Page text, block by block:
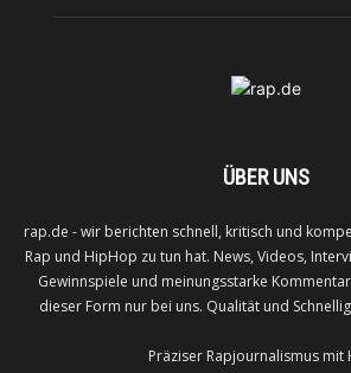
ÜBER UNS
rap.de - wir berichten schnell, kritisch und
Rap und HipHop zu tun hat. News, Videos,
Gewinnspiele und meinungsstarke
dieser Form nur bei uns. Qualität und
Präziser Rapjournalismus mit